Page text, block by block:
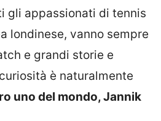
gli appassionati di tennis
londinese, vanno sempre
e grandi storie e
è naturalmente
uno del mondo, Jannik